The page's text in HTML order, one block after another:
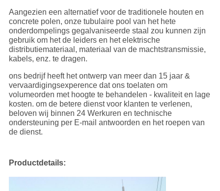
Aangezien een alternatief voor de traditionele houten en
concrete polen, onze tubulaire pool van het hete
onderdompelings gegalvaniseerde staal zou kunnen zijn
gebruik om het de leiders en het elektrische
distributiemateriaal, materiaal van de machtstransmissie,
kabels, enz. te dragen.
ons bedrijf heeft het ontwerp van meer dan 15 jaar &
vervaardigingsexperence dat ons toelaten om
volumeorden met hoogte te behandelen - kwaliteit en lage
kosten. om de betere dienst voor klanten te verlenen,
beloven wij binnen 24 Werkuren en technische
ondersteuning per E-mail antwoorden en het roepen van
de dienst.
Productdetails: